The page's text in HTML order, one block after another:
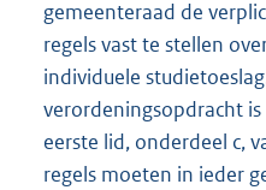
gemeenteraad de
regels vast te stellen
individuele
verordeningsopdracht
eerste lid, onderdeel c,
regels moeten in ieder